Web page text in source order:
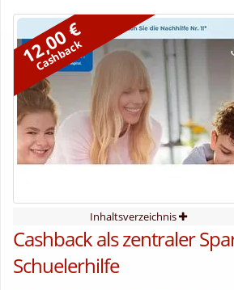
12,00 €
Cashback
Inhaltsverzeichnis
Cashback als zentraler
Schuelerhilfe